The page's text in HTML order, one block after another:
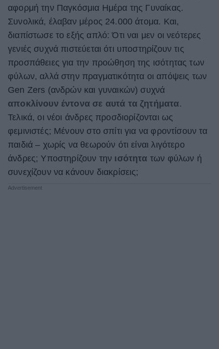
Γάμος
Market News
αφορμή την Παγκόσμια Ημέρα της Γυναίκας.
Συνολικά, έλαβαν μέρος 24.000 άτομα. Και,
διαπίστωσε το εξής απλό: Ότι ναι μεν οι νεότερες
γενιές συχνά πιστεύεται ότι υποστηρίζουν τις
προσπάθειες για την προώθηση της ισότητας των
φύλων, αλλά στην πραγματικότητα οι απόψεις των
Gen Zers (ανδρών και γυναικών) συχνά
αποκλίνουν έντονα σε αυτά τα ζητήματα.
Τελικά, οι νέοι άνδρες προσδιορίζονται ως
φεμινιστές; Μένουν στο σπίτι για να φροντίσουν τα
παιδιά – χωρίς να θεωρούν ότι είναι λιγότερο
άνδρες; Υποστηρίζουν την ισότητα των φύλων ή
συνεχίζουν να κάνουν διακρίσεις;